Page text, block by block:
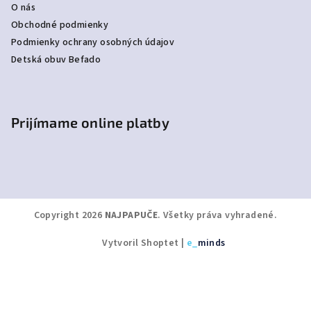
O nás
Obchodné podmienky
Podmienky ochrany osobných údajov
Detská obuv Befado
Prijímame online platby
Copyright 2026 NAJPAPUČE. Všetky práva vyhradené.
Vytvoril Shoptet
e_minds